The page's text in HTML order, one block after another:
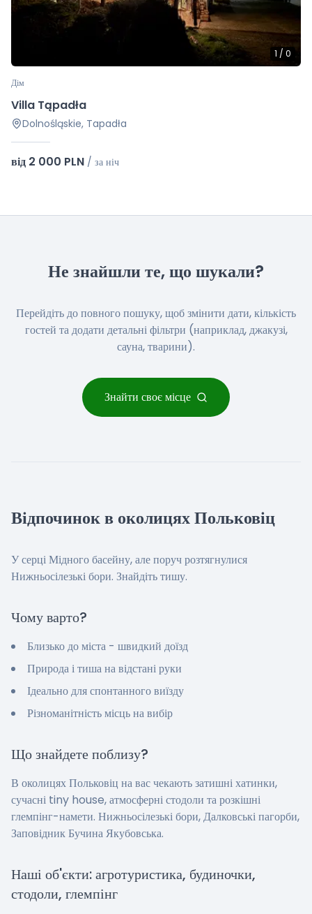
1 / 0
Дім
Villa Tąpadła
Dolnośląskie, Tapadła
від 2 000 PLN / за ніч
Не знайшли те, що шукали?
Перейдіть до повного пошуку, щоб змінити дати, кількість
гостей та додати детальні фільтри (наприклад, джакузі,
сауна, тварини).
Знайти своє місце
Відпочинок в околицях Польковіц
У серці Мідного басейну, але поруч розтягнулися
Нижньосілезькі бори. Знайдіть тишу.
Чому варто?
Близько до міста - швидкий доїзд
Природа і тиша на відстані руки
Ідеально для спонтанного виїзду
Різноманітність місць на вибір
Що знайдете поблизу?
В околицях Польковіц на вас чекають затишні хатинки,
сучасні tiny house, атмосферні стодоли та розкішні
глемпінг-намети. Нижньосілезькі бори, Далковські пагорби,
Заповідник Бучина Якубовська.
Наші об'єкти: агротуристика, будиночки,
стодоли, глемпінг